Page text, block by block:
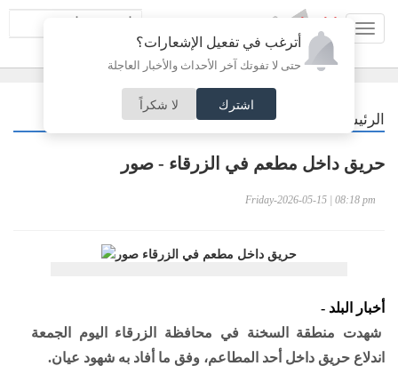
أترغب في تفعيل الإشعارات؟
حتى لا تفوتك آخر الأحداث والأخبار العاجلة
اشترك لا شكراً
الرئيسية
حريق داخل مطعم في الزرقاء - صور
Friday-2026-05-15 | 08:18 pm
أخبار البلد -
شهدت منطقة السخنة في محافظة الزرقاء اليوم الجمعة
اندلاع حريق داخل أحد المطاعم، وفق ما أفاد به شهود عيان.